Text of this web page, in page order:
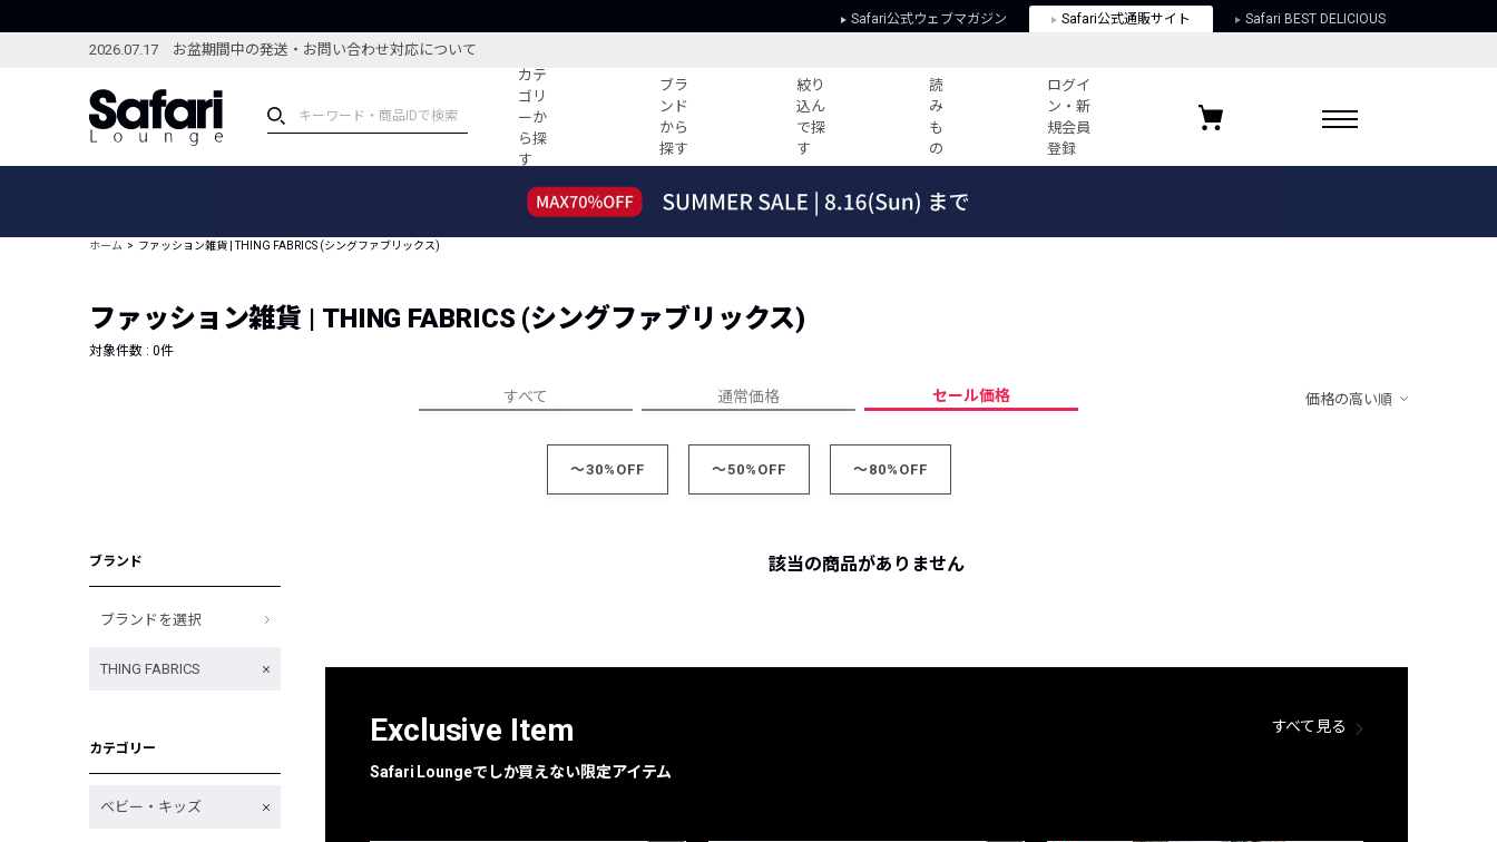
Safari公式ウェブマガジン Safari公式通販サイト Safari BEST DELICIOUS
2026.07.17 お盆期間中の発送・お問い合わせ対応について
カテ
ゴリ
ーか
ら探
す
ブラ
ンド
から
探す
絞り
込ん
で探
す
読
み
も
の
ログイ
ン・新
規会員
登録
ブランドから探す
新着アイテム
編集部のおすすめアイテム
特集記事
コーディネート
すべての記事
ーデ紹介
HOTなコーデ TOP20
人気記事ランキング
ウィークリーコーデ
プライバシーポリシー
お気に入りブランド
ホーム ファッション雑貨 | THING FABRICS (シングファブリックス)
ファッション雑貨 | THING FABRICS (シングファブリックス)
対象件数 : 0件
すべて 通常価格 セール価格 価格の高い順
～30%OFF ～50%OFF ～80%OFF
ブランド
ブランドを選択
THING FABRICS
カテゴリー
ベビー・キッズ
該当の商品がありません
Exclusive Item
Safari Loungeでしか買えない限定アイテム
すべて見る